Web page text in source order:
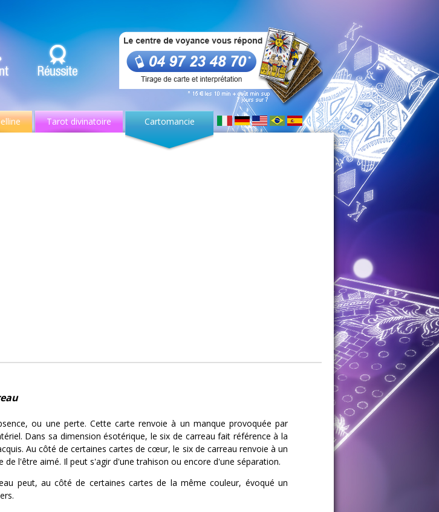
Tarot divinatoire Cartomancie
ou une perte. Cette carte renvoie à un manque provoquée par
Dans sa dimension ésotérique, le six de carreau fait référence à la
Au côté de certaines cartes de cœur, le six de carreau renvoie à un
l'être aimé. Il peut s'agir d'une trahison ou encore d'une séparation.
peut, au côté de certaines cartes de la même couleur, évoqué un